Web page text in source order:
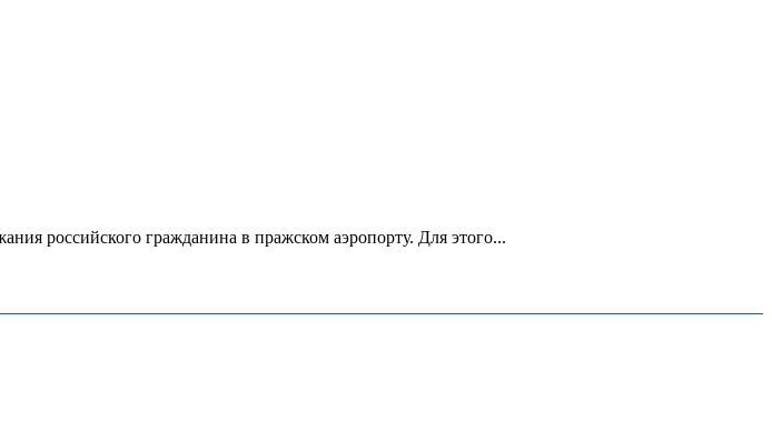
российского гражданина в пражском аэропорту. Для этого...